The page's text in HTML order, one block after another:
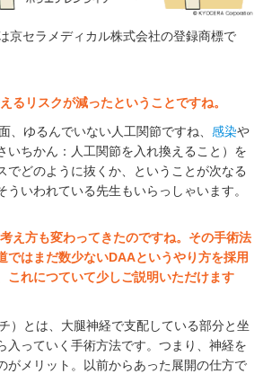
京セラメディカル株式会社の登録商標で
るリスクが減ったということですね。
、ゆるんでいない人工関節ですね、 感染や
いちかん：人工関節を入れ換えること）を
でどのように抜くか、ということが次なる
ういわれている先生もいらっしゃいます。
え方も変わってきたのですね。その手術法
ではまだ数少ないDAAというやり方を採用
これにつていて少しご説明いただけます
）とは、大腿神経で支配している部分と坐
入っていく手術方法です。つまり、神経を
がメリット。以前からあった展開の仕方で